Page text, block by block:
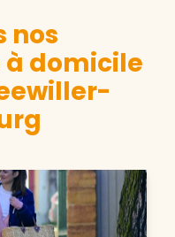
nos
à domicile